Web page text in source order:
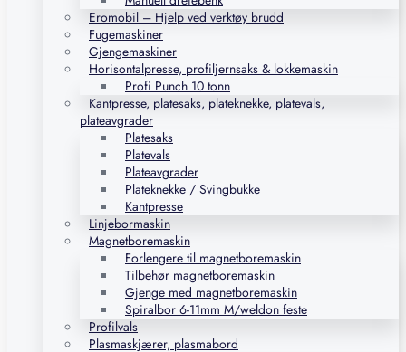
Eromobil – Hjelp ved verktøy brudd
Fugemaskiner
Gjengemaskiner
Horisontalpresse, profiljernsaks & lokkemaskin
Profi Punch 10 tonn
Kantpresse, platesaks, plateknekke, platevals,
plateavgrader
Platesaks
Platevals
Plateavgrader
Plateknekke / Svingbukke
Kantpresse
Linjebormaskin
Magnetboremaskin
Forlengere til magnetboremaskin
Tilbehør magnetboremaskin
Gjenge med magnetboremaskin
Spiralbor 6-11mm M/weldon feste
Profilvals
Plasmaskjærer, plasmabord